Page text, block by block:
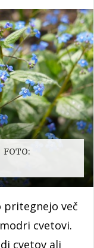
FOTO:
več
cvetovi.
cvetov ali